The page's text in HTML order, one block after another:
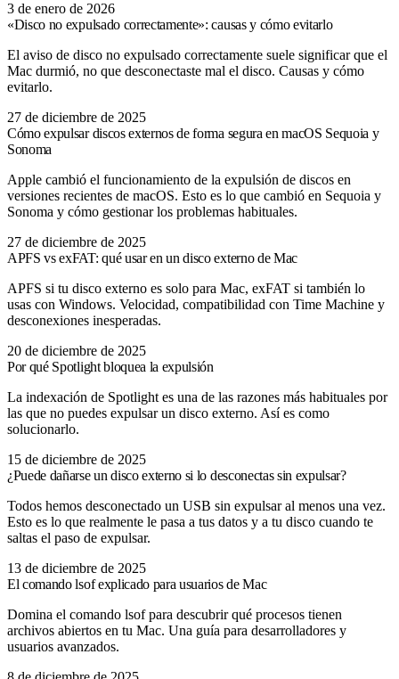
3 de enero de 2026
«Disco no expulsado correctamente»: causas y cómo evitarlo
El aviso de disco no expulsado correctamente suele significar que el
Mac durmió, no que desconectaste mal el disco. Causas y cómo
evitarlo.
27 de diciembre de 2025
Cómo expulsar discos externos de forma segura en macOS Sequoia y
Sonoma
Apple cambió el funcionamiento de la expulsión de discos en
versiones recientes de macOS. Esto es lo que cambió en Sequoia y
Sonoma y cómo gestionar los problemas habituales.
27 de diciembre de 2025
APFS vs exFAT: qué usar en un disco externo de Mac
APFS si tu disco externo es solo para Mac, exFAT si también lo
usas con Windows. Velocidad, compatibilidad con Time Machine y
desconexiones inesperadas.
20 de diciembre de 2025
Por qué Spotlight bloquea la expulsión
La indexación de Spotlight es una de las razones más habituales por
las que no puedes expulsar un disco externo. Así es como
solucionarlo.
15 de diciembre de 2025
¿Puede dañarse un disco externo si lo desconectas sin expulsar?
Todos hemos desconectado un USB sin expulsar al menos una vez.
Esto es lo que realmente le pasa a tus datos y a tu disco cuando te
saltas el paso de expulsar.
13 de diciembre de 2025
El comando lsof explicado para usuarios de Mac
Domina el comando lsof para descubrir qué procesos tienen
archivos abiertos en tu Mac. Una guía para desarrolladores y
usuarios avanzados.